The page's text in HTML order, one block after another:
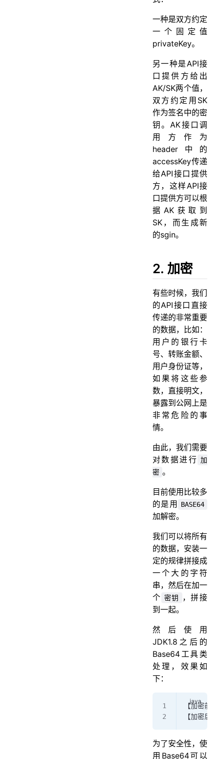
一种是双方约定
一个固定值
privateKey。
另一种是API接
口提供方给出
AK/SK两个值，
双方约定用SK
作为签名中的密
钥。AK接口调
用方作为
header中的
accessKey传递
给API接口提供
方，这样API接
口提供方可以根
据AK获取到
SK，而生成新
的sgin。
2. 加密
有些时候，我们
的API接口直接
传递的非常重要
的数据，比如：
用户的银行卡
号、转账金额、
用户身份证等，
如果将这些参
数，直接明文，
暴露到公网上是
非常危险的事
情。
由此，我们需要
对数据进行 加
密 。
目前使用比较多
的是用
BASE64
加解密。
我们可以将所有
的数据，安装一
定的规律拼接成
一个大的字符
串，然后在加一
个 密钥
，拼接
到一起。
然后使用
JDK1.8之后的
Base64工具类
处理，效果如
下：
【加密前
【加密后
为了安全性，使
用Base64可以